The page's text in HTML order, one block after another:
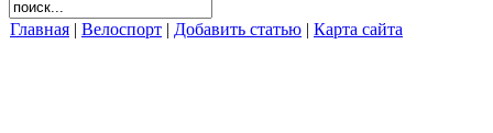
Главная | Велоспорт | Добавить статью | Карта сайта